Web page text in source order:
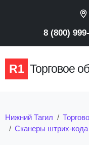
8 (800)
R1 Торговое
Нижний Тагил
Сканеры штрих-кода